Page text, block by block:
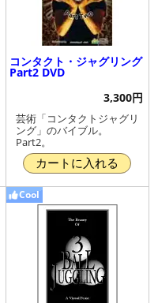
コンタクト・ジャグリング
Part2 DVD
3,300円
芸術「コンタクトジャグリ
ング」のバイブル。
Part2。
カートに入れる
Cool